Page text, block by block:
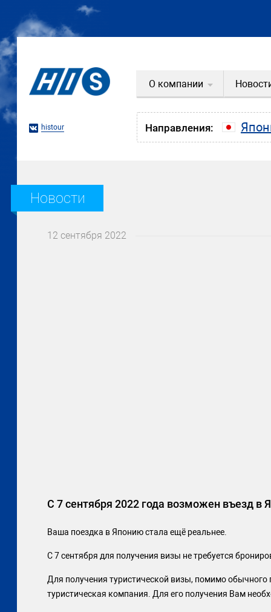
О компании
histour Направления:
Новости
12 сентября 2022
С 7 сентября 2022 года возможен въезд
Ваша поездка в Японию стала ещё реальнее.
С 7 сентября для получения визы не требуется
Для получения туристической визы, помимо
туристическая компания. Для его получения Вам